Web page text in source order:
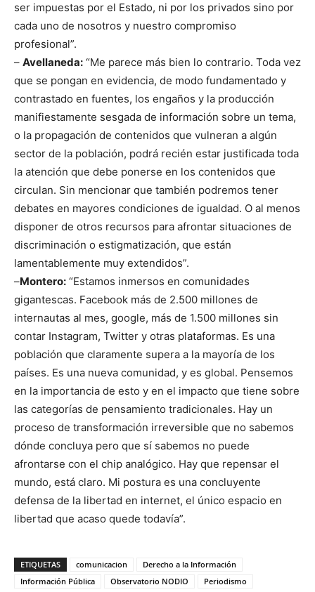
ser impuestas por el Estado, ni por los privados sino por
cada uno de nosotros y nuestro compromiso
profesional”.
– Avellaneda: “Me parece más bien lo contrario. Toda vez
que se pongan en evidencia, de modo fundamentado y
contrastado en fuentes, los engaños y la producción
manifiestamente sesgada de información sobre un tema,
o la propagación de contenidos que vulneran a algún
sector de la población, podrá recién estar justificada toda
la atención que debe ponerse en los contenidos que
circulan. Sin mencionar que también podremos tener
debates en mayores condiciones de igualdad. O al menos
disponer de otros recursos para afrontar situaciones de
discriminación o estigmatización, que están
lamentablemente muy extendidos”.
–Montero: “Estamos inmersos en comunidades
gigantescas. Facebook más de 2.500 millones de
internautas al mes, google, más de 1.500 millones sin
contar Instagram, Twitter y otras plataformas. Es una
población que claramente supera a la mayoría de los
países. Es una nueva comunidad, y es global. Pensemos
en la importancia de esto y en el impacto que tiene sobre
las categorías de pensamiento tradicionales. Hay un
proceso de transformación irreversible que no sabemos
dónde concluya pero que sí sabemos no puede
afrontarse con el chip analógico. Hay que repensar el
mundo, está claro. Mi postura es una concluyente
defensa de la libertad en internet, el único espacio en
libertad que acaso quede todavía”.
ETIQUETAS comunicacion
Derecho a la Información
Información Pública
Observatorio NODIO Periodismo